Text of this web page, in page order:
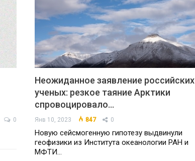
0
Неожиданное заявление российских
ученых: резкое таяние Арктики
спровоцировало…
Янв 10, 2023 847 0
Новую сейсмогенную гипотезу выдвинули
геофизики из Института океанологии РАН и
МФТИ…